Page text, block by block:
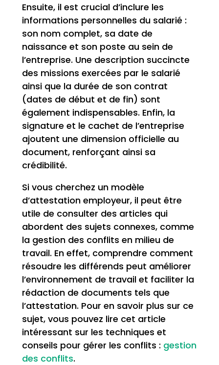
Ensuite, il est crucial d’inclure les
informations personnelles du salarié :
son nom complet, sa date de
naissance et son poste au sein de
l’entreprise. Une description succincte
des missions exercées par le salarié
ainsi que la durée de son contrat
(dates de début et de fin) sont
également indispensables. Enfin, la
signature et le cachet de l’entreprise
ajoutent une dimension officielle au
document, renforçant ainsi sa
crédibilité.
Si vous cherchez un modèle
d’attestation employeur, il peut être
utile de consulter des articles qui
abordent des sujets connexes, comme
la gestion des conflits en milieu de
travail. En effet, comprendre comment
résoudre les différends peut améliorer
l’environnement de travail et faciliter la
rédaction de documents tels que
l’attestation. Pour en savoir plus sur ce
sujet, vous pouvez lire cet article
intéressant sur les techniques et
conseils pour gérer les conflits : gestion
des conflits.